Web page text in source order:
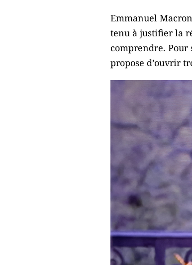
Emmanuel
tenu à justifier la
comprendre. Pour
propose d’ouvrir